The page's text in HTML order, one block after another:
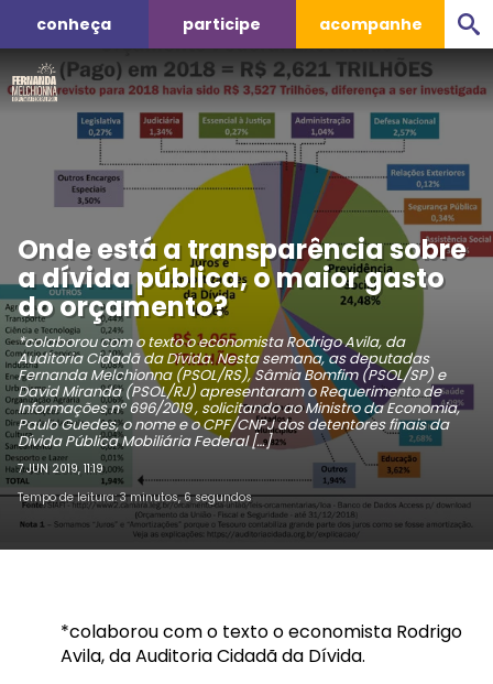
conheça participe acompanhe
Onde está a transparência sobre
a dívida pública, o maior gasto
do orçamento?
*colaborou com o texto o economista Rodrigo Avila, da
Auditoria Cidadã da Dívida. Nesta semana, as deputadas
Fernanda Melchionna (PSOL/RS), Sâmia Bomfim (PSOL/SP) e
David Miranda (PSOL/RJ) apresentaram o Requerimento de
Informações nº 696/2019 , solicitando ao Ministro da Economia,
Paulo Guedes, o nome e o CPF/CNPJ dos detentores finais da
Dívida Pública Mobiliária Federal […]
7 JUN 2019, 11:19
Tempo de leitura: 3 minutos, 6 segundos
*colaborou com o texto o economista Rodrigo
Avila, da Auditoria Cidadã da Dívida.